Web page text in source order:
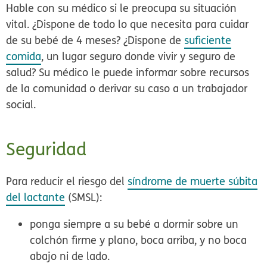
Hable con su médico si le preocupa su situación
vital. ¿Dispone de todo lo que necesita para cuidar
de su bebé de 4 meses? ¿Dispone de suficiente
comida, un lugar seguro donde vivir y seguro de
salud? Su médico le puede informar sobre recursos
de la comunidad o derivar su caso a un trabajador
social.
Seguridad
Para reducir el riesgo del síndrome de muerte súbita
del lactante (SMSL):
ponga siempre a su bebé a dormir sobre un
colchón firme y plano, boca arriba, y no boca
abajo ni de lado.